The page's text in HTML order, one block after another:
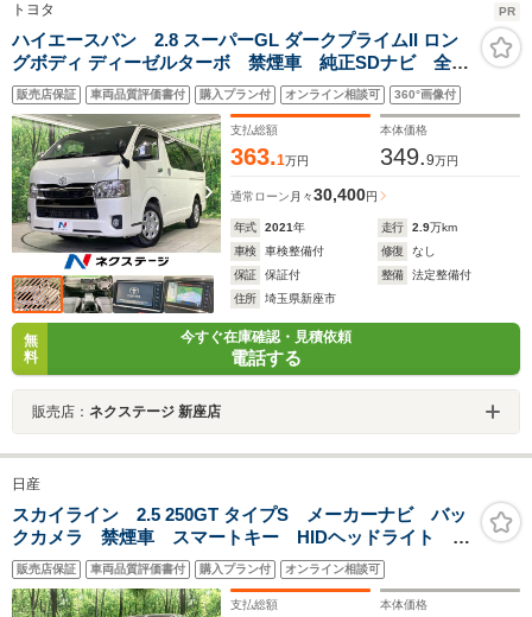
トヨタ PR
ハイエースバン 2.8 スーパーGL ダークプライムII ロン
グボディ ディーゼルターボ 禁煙車 純正SDナビ 全周
囲カメラ デジタルインナーミラー 両側電動スライド
ドア LEDヘッドランプ セーフティセンス ブラック
天井 ウッドコンビステアリング 合皮ハーフレザーシ
ート ビルトインETC
販売店保証 車両品質評価書付 購入プラン付 オンライン相談可 360°画像付
支払総額
363.1万円
本体価格
349.9万円
通常ローン 月々30,400円
年式 2021年 走行 2.9万km
車検
車検整備付 修復
なし
保証
保証付 整備
法定整備付
住所
埼玉県新座市
無
料
今すぐ在庫確認・見積依頼
電話する
販売店： ネクステージ 新座店
日産
スカイライン 2.5 250GT タイプS メーカーナビ バッ
クカメラ 禁煙車 スマートキー HIDヘッドライト パ
ワーシート ビルトインETC 純正18インチアルミ オ
ートライト オートエアコン Bluetooth CD 地デ
ジ パドルシフト
販売店保証 車両品質評価書付 購入プラン付 オンライン相談可
支払総額 本体価格